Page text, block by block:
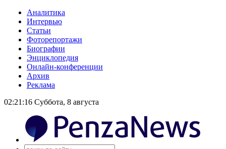
Аналитика
Интервью
Статьи
Фоторепортажи
Биографии
Энциклопедия
Онлайн-конференции
Архив
Реклама
02:21:17 Суббота, 8 августа